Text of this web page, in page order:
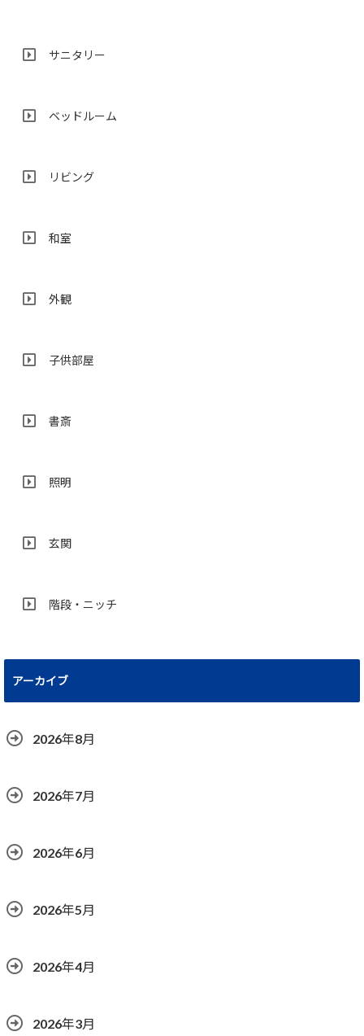
サニタリー
ベッドルーム
リビング
和室
外観
子供部屋
書斎
照明
玄関
階段・ニッチ
アーカイブ
2026年8月
2026年7月
2026年6月
2026年5月
2026年4月
2026年3月